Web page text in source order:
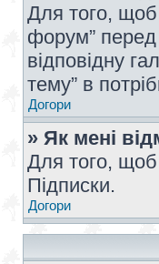
Для того, щоб
форум” перед
відповідну
тему” в
Догори
» Як мені
Для того, щоб
Підписки.
Догори